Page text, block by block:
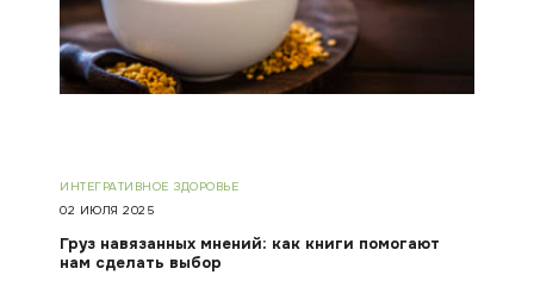
ИНТЕГРАТИВНОЕ ЗДОРОВЬЕ
02 ИЮЛЯ 2025
Груз навязанных мнений: как книги помогают
нам сделать выбор